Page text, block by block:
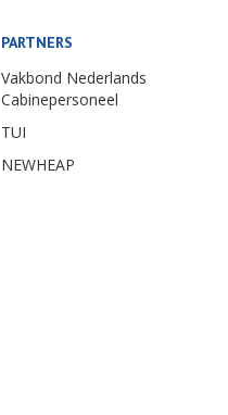
PARTNERS
Vakbond Nederlands
Cabinepersoneel
TUI
NEWHEAP